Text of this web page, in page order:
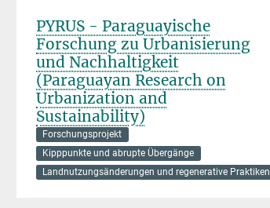
PYRUS - Paraguayische
Forschung zu Urbanisierung
und Nachhaltigkeit
(Paraguayan Research on
Urbanization and
Sustainability)
Forschungsprojekt
Kipppunkte und abrupte Übergänge
Landnutzungsänderungen und regenerative Praktiken